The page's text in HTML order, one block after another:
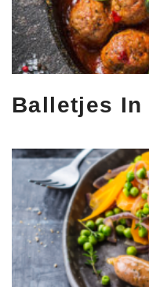
Balletjes In